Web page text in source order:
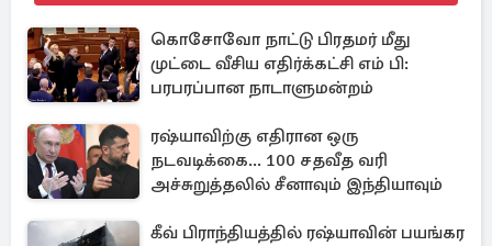
கொசோவோ நாட்டு பிரதமர் மீது
முட்டை வீசிய எதிர்க்கட்சி எம் பி:
பரபரப்பான நாடாளுமன்றம்
ரஷ்யாவிற்கு எதிரான ஒரு
நடவடிக்கை... 100 சதவீத வரி
அச்சுறுத்தலில் சீனாவும் இந்தியாவும்
கீவ் பிராந்தியத்தில் ரஷ்யாவின் பயங்கர